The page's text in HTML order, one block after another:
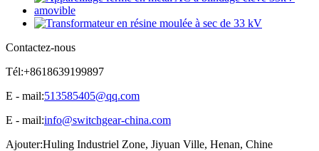
Contactez-nous
Tél:+8618639199897
E - mail:513585405@qq.com
E - mail:info@switchgear-china.com
Ajouter:Huling Industriel Zone, Jiyuan Ville, Henan, Chine